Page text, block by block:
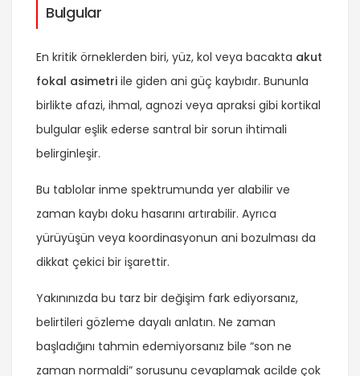
Bulgular
En kritik örneklerden biri, yüz, kol veya bacakta akut
fokal asimetri ile giden ani güç kaybıdır. Bununla
birlikte afazi, ihmal, agnozi veya apraksi gibi kortikal
bulgular eşlik ederse santral bir sorun ihtimali
belirginleşir.
Bu tablolar inme spektrumunda yer alabilir ve
zaman kaybı doku hasarını artırabilir. Ayrıca
yürüyüşün veya koordinasyonun ani bozulması da
dikkat çekici bir işarettir.
Yakınınızda bu tarz bir değişim fark ediyorsanız,
belirtileri gözleme dayalı anlatın. Ne zaman
başladığını tahmin edemiyorsanız bile “son ne
zaman normaldi” sorusunu cevaplamak acilde çok